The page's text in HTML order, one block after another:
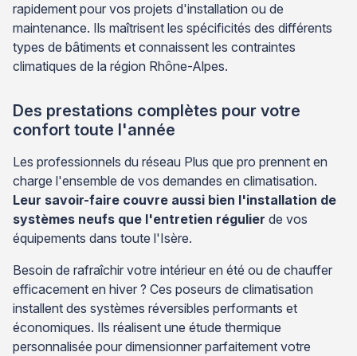
rapidement pour vos projets d'installation ou de
maintenance. Ils maîtrisent les spécificités des différents
types de bâtiments et connaissent les contraintes
climatiques de la région Rhône-Alpes.
Des prestations complètes pour votre
confort toute l'année
Les professionnels du réseau Plus que pro prennent en
charge l'ensemble de vos demandes en climatisation.
Leur savoir-faire couvre aussi bien l'installation de
systèmes neufs que l'entretien régulier de vos
équipements dans toute l'Isère.
Besoin de rafraîchir votre intérieur en été ou de chauffer
efficacement en hiver ? Ces poseurs de climatisation
installent des systèmes réversibles performants et
économiques. Ils réalisent une étude thermique
personnalisée pour dimensionner parfaitement votre